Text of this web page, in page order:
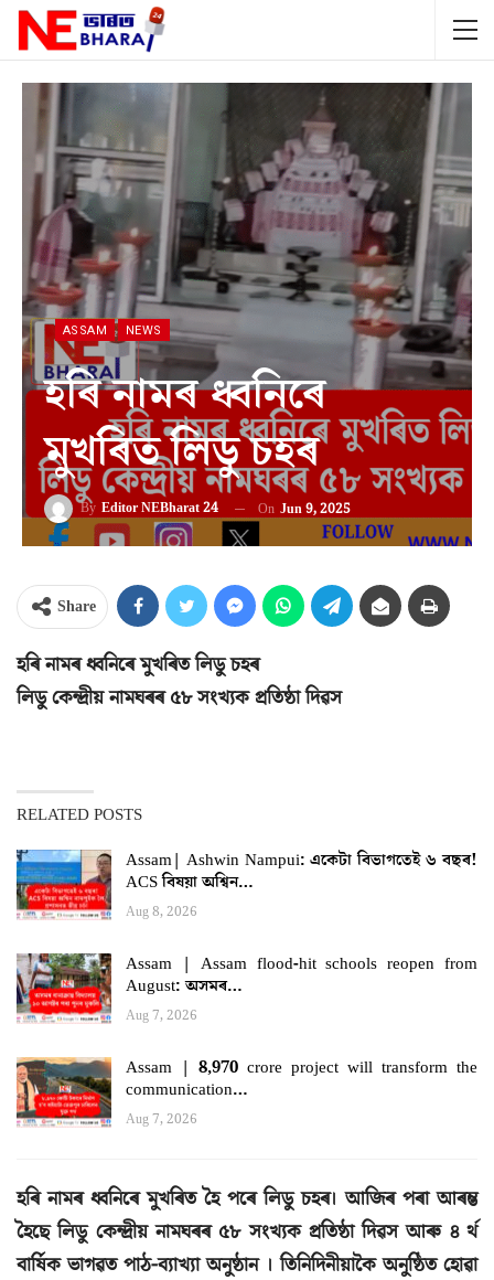
ASSAM NEWS
হৰি নামৰ ধ্বনিৰে
মুখৰিত লিডু চহৰ
By Editor NEBharat 24 On Jun 9, 2025
Share
হৰি নামৰ ধ্বনিৰে মুখৰিত লিডু চহৰ
লিডু কেন্দ্ৰীয় নামঘৰৰ ৫৮ সংখ্যক প্ৰতিষ্ঠা দিৱস
RELATED POSTS
Assam| Ashwin Nampui: একেটা বিভাগতেই ৬ বছৰ!
ACS বিষয়া অশ্বিন…
Aug 8, 2026
Assam | Assam flood-hit schools reopen from
August: অসমৰ…
Aug 7, 2026
Assam | 8,970 crore project will transform the
communication…
Aug 7, 2026
হৰি নামৰ ধ্বনিৰে মুখৰিত হৈ পৰে লিডু চহৰ। আজিৰ পৰা আৰম্ভ
হৈছে লিডু কেন্দ্ৰীয় নামঘৰৰ ৫৮ সংখ্যক প্ৰতিষ্ঠা দিৱস আৰু ৪ ৰ্থ
বাৰ্ষিক ভাগৱত পাঠ-ব্যাখ্যা অনুষ্ঠান । তিনিদিনীয়াকৈ অনুষ্ঠিত হোৱা